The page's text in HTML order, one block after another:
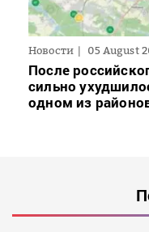
Новости 05 August
После
сильно
одном из